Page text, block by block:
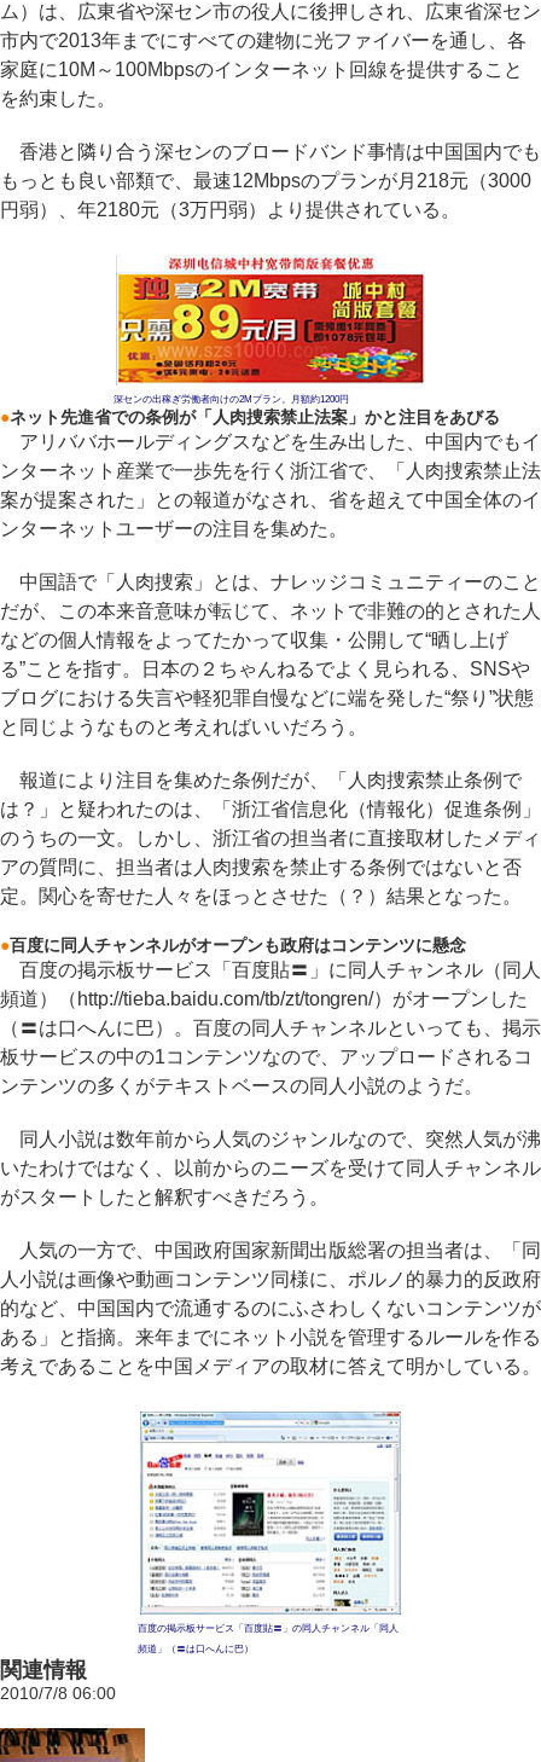
ム）は、広東省や深セン市の役人に後押しされ、広東省深セン
市内で2013年までにすべての建物に光ファイバーを通し、各
家庭に10M～100Mbpsのインターネット回線を提供すること
を約束した。
香港と隣り合う深センのブロードバンド事情は中国国内でも
もっとも良い部類で、最速12Mbpsのプランが月218元（3000
円弱）、年2180元（3万円弱）より提供されている。
深センの出稼ぎ労働者向けの2Mプラン。月額約1200円
●ネット先進省での条例が「人肉捜索禁止法案」かと注目をあびる
アリババホールディングスなどを生み出した、中国内でもイ
ンターネット産業で一歩先を行く浙江省で、「人肉捜索禁止法
案が提案された」との報道がなされ、省を超えて中国全体のイ
ンターネットユーザーの注目を集めた。
中国語で「人肉捜索」とは、ナレッジコミュニティーのこと
だが、この本来音意味が転じて、ネットで非難の的とされた人
などの個人情報をよってたかって収集・公開して“晒し上げ
る”ことを指す。日本の２ちゃんねるでよく見られる、SNSや
ブログにおける失言や軽犯罪自慢などに端を発した“祭り”状態
と同じようなものと考えればいいだろう。
報道により注目を集めた条例だが、「人肉捜索禁止条例で
は？」と疑われたのは、「浙江省信息化（情報化）促進条例」
のうちの一文。しかし、浙江省の担当者に直接取材したメディ
アの質問に、担当者は人肉捜索を禁止する条例ではないと否
定。関心を寄せた人々をほっとさせた（？）結果となった。
●百度に同人チャンネルがオープンも政府はコンテンツに懸念
百度の掲示板サービス「百度貼〓」に同人チャンネル（同人
頻道）（http://tieba.baidu.com/tb/zt/tongren/）がオープンした
（〓は口へんに巴）。百度の同人チャンネルといっても、掲示
板サービスの中の1コンテンツなので、アップロードされるコ
ンテンツの多くがテキストベースの同人小説のようだ。
同人小説は数年前から人気のジャンルなので、突然人気が沸
いたわけではなく、以前からのニーズを受けて同人チャンネル
がスタートしたと解釈すべきだろう。
人気の一方で、中国政府国家新聞出版総署の担当者は、「同
人小説は画像や動画コンテンツ同様に、ポルノ的暴力的反政府
的など、中国国内で流通するのにふさわしくないコンテンツが
ある」と指摘。来年までにネット小説を管理するルールを作る
考えであることを中国メディアの取材に答えて明かしている。
百度の掲示板サービス「百度貼〓」の同人チャンネル「同人
頻道」（〓は口へんに巴）
関連情報
2010/7/8 06:00